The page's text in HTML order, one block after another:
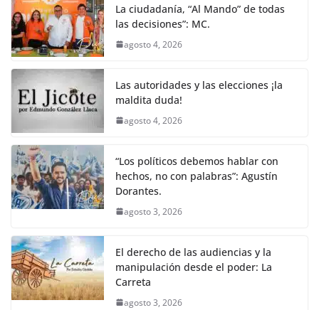
La ciudadanía, “Al Mando” de todas
las decisiones”: MC.
agosto 4, 2026
Las autoridades y las elecciones ¡la
maldita duda!
agosto 4, 2026
“Los políticos debemos hablar con
hechos, no con palabras”: Agustín
Dorantes.
agosto 3, 2026
El derecho de las audiencias y la
manipulación desde el poder: La
Carreta
agosto 3, 2026